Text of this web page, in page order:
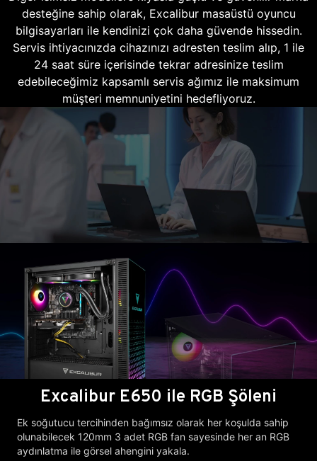
desteğine sahip olarak, Excalibur masaüstü oyuncu
bilgisayarları ile kendinizi çok daha güvende hissedin.
Servis ihtiyacınızda cihazınızı adresten teslim alıp, 1 ile
24 saat süre içerisinde tekrar adresinize teslim
edebileceğimiz kapsamlı servis ağımız ile maksimum
müşteri memnuniyetini hedefliyoruz.
Excalibur E650 ile RGB Şöleni
Ek soğutucu tercihinden bağımsız olarak her koşulda sahip
olunabilecek 120mm 3 adet RGB fan sayesinde her an RGB
aydınlatma ile görsel ahengini yakala.